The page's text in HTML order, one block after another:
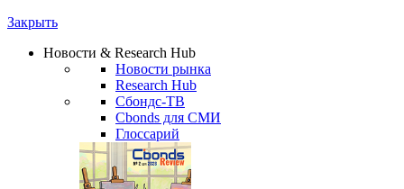
Закрыть
Новости & Research Hub
Новости рынка
Research Hub
Сбондс-ТВ
Cbonds для СМИ
Глоссарий